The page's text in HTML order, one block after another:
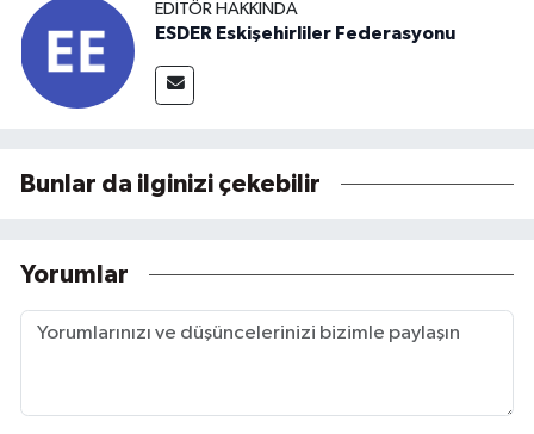
EDITÖR HAKKINDA
ESDER Eskişehirliler Federasyonu
Bunlar da ilginizi çekebilir
Yorumlar